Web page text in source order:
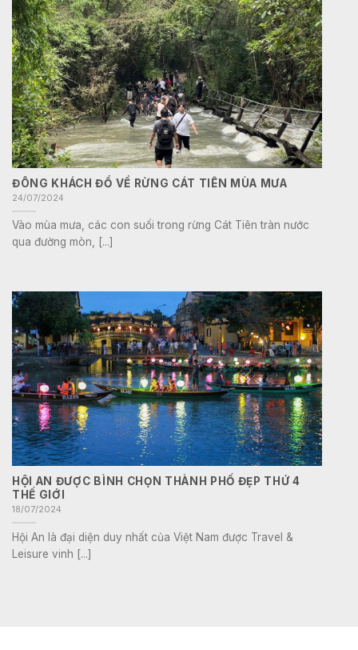
ĐÔNG KHÁCH ĐỔ VỀ RỪNG CÁT TIÊN MÙA MƯA
24/07/2024
Vào mùa mưa, các con suối trong rừng Cát Tiên tràn nước
qua đường mòn, [...]
HỘI AN ĐƯỢC BÌNH CHỌN THÀNH PHỐ ĐẸP THỨ 4
THẾ GIỚI
18/07/2024
Hội An là đại diện duy nhất của Việt Nam được Travel &
Leisure vinh [...]